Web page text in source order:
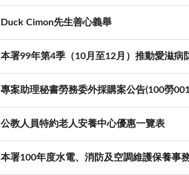
Duck Cimon先生善心義舉
本署99年第4季（10月至12月）推動愛滋病
專案助理秘書勞務委外採購案公告(100勞
公教人員特約老人安養中心優惠一覽表
本署100年度水電、消防及空調維護保養事